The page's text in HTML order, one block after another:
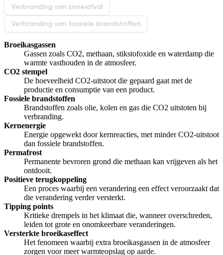
Verbranding van snoeiafval
Verbranding van fossiele brandstoffen
Broeikasgassen
Gassen zoals CO2, methaan, stikstofoxide en waterdamp die
warmte vasthouden in de atmosfeer.
CO2 stempel
De hoeveelheid CO2-uitstoot die gepaard gaat met de
productie en consumptie van een product.
Fossiele brandstoffen
Brandstoffen zoals olie, kolen en gas die CO2 uitstoten bij
verbranding.
Kernenergie
Energie opgewekt door kernreacties, met minder CO2-uitstoot
dan fossiele brandstoffen.
Permafrost
Permanente bevroren grond die methaan kan vrijgeven als het
ontdooit.
Positieve terugkoppeling
Een proces waarbij een verandering een effect veroorzaakt dat
die verandering verder versterkt.
Tipping points
Kritieke drempels in het klimaat die, wanneer overschreden,
leiden tot grote en onomkeerbare veranderingen.
Versterkte broeikaseffect
Het fenomeen waarbij extra broeikasgassen in de atmosfeer
zorgen voor meer warmteopslag op aarde.